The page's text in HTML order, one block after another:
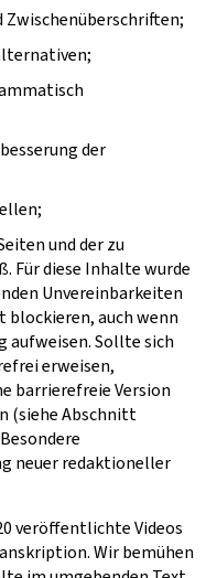
der
und der zu
Für diese Inhalte wurde
Unvereinbarkeiten
auch wenn
aufweisen. Sollte sich
erweisen,
barrierefreie Version
(siehe Abschnitt
neuer redaktioneller
veröffentlichte Videos
Wir bemühen